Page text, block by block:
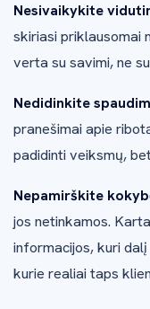
Nesivaikykite
skiriasi priklausomai
verta su savimi, ne
Nedidinkite
pranešimai apie
padidinti veiksmų,
Nepamirškite
jos netinkamos.
informacijos, kuri
kurie realiai taps